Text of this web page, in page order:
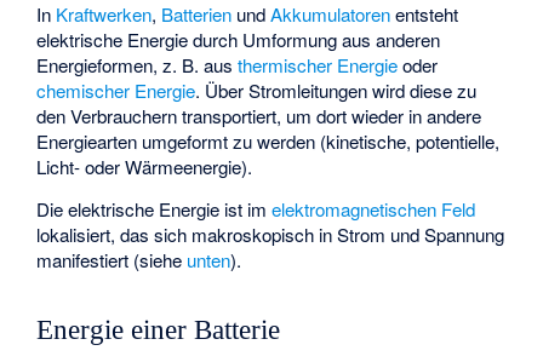
In Kraftwerken, Batterien undAkkumulatorenentsteht
elektrische Energie durch Umformung aus anderen
Energieformen, z. B. austhermischer Energieoder
chemischer Energie. Über Stromleitungen wird diese zu
den Verbrauchern transportiert, um dort wieder in andere
Energiearten umgeformt zu werden (kinetische, potentielle,
Licht- oder Wärmeenergie).
Die elektrische Energie ist imelektromagnetischen Feld
lokalisiert, das sich makroskopisch in Strom und Spannung
manifestiert (siehe unten).
Energie einer Batterie